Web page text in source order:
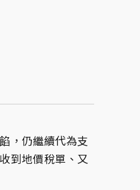
，仍繼續代為支
到地價稅單、又